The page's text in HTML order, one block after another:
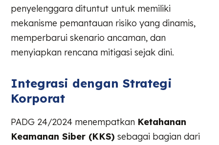
penyelenggara dituntut untuk memiliki
mekanisme pemantauan risiko yang dinamis,
memperbarui skenario ancaman, dan
menyiapkan rencana mitigasi sejak dini.
Integrasi dengan Strategi
Korporat
PADG 24/2024 menempatkan Ketahanan
Keamanan Siber (KKS) sebagai bagian dari